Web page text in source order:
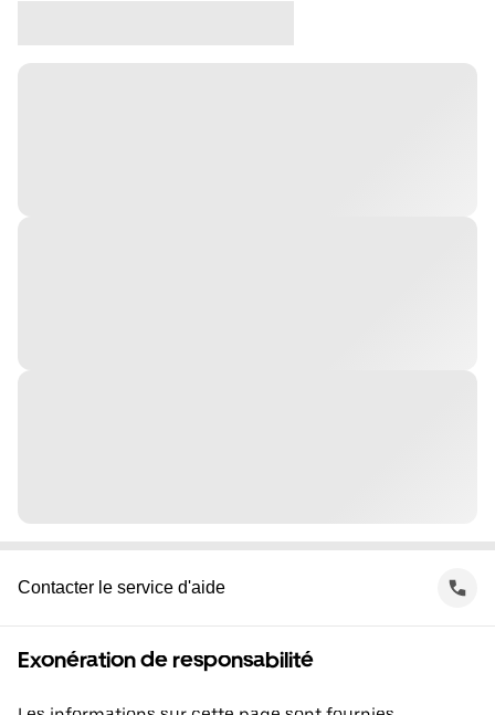
Contacter le service d'aide
Exonération de responsabilité